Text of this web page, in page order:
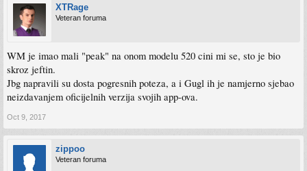
XTRage
Veteran foruma
WM je imao mali "peak" na onom modelu 520 cini mi se, sto je bio
skroz jeftin.
Jbg napravili su dosta pogresnih poteza, a i Gugl ih je namjerno sjebao
neizdavanjem oficijelnih verzija svojih app-ova.
Oct 9, 2017
zippoo
Veteran foruma